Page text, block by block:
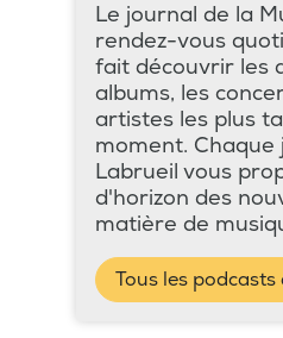
Le journal de la
rendez-vous
fait découvrir les
albums, les
artistes les plus
moment. Chaque
Labrueil vous
d'horizon des
matière de
Tous les